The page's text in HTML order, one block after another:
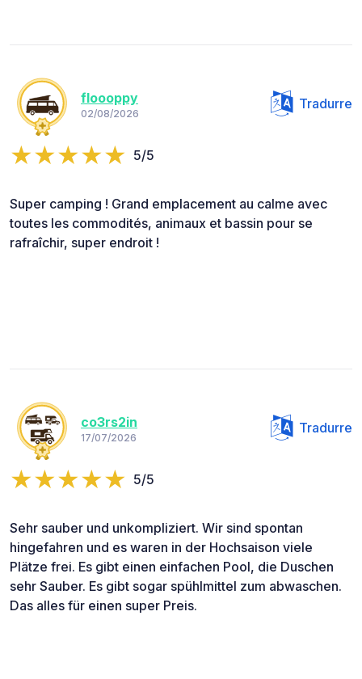
floooppy
02/08/2026
Tradurre
5/5
Super camping ! Grand emplacement au calme avec
toutes les commodités, animaux et bassin pour se
rafraîchir, super endroit !
co3rs2in
17/07/2026
Tradurre
5/5
Sehr sauber und unkompliziert. Wir sind spontan
hingefahren und es waren in der Hochsaison viele
Plätze frei. Es gibt einen einfachen Pool, die Duschen
sehr Sauber. Es gibt sogar spühlmittel zum abwaschen.
Das alles für einen super Preis.